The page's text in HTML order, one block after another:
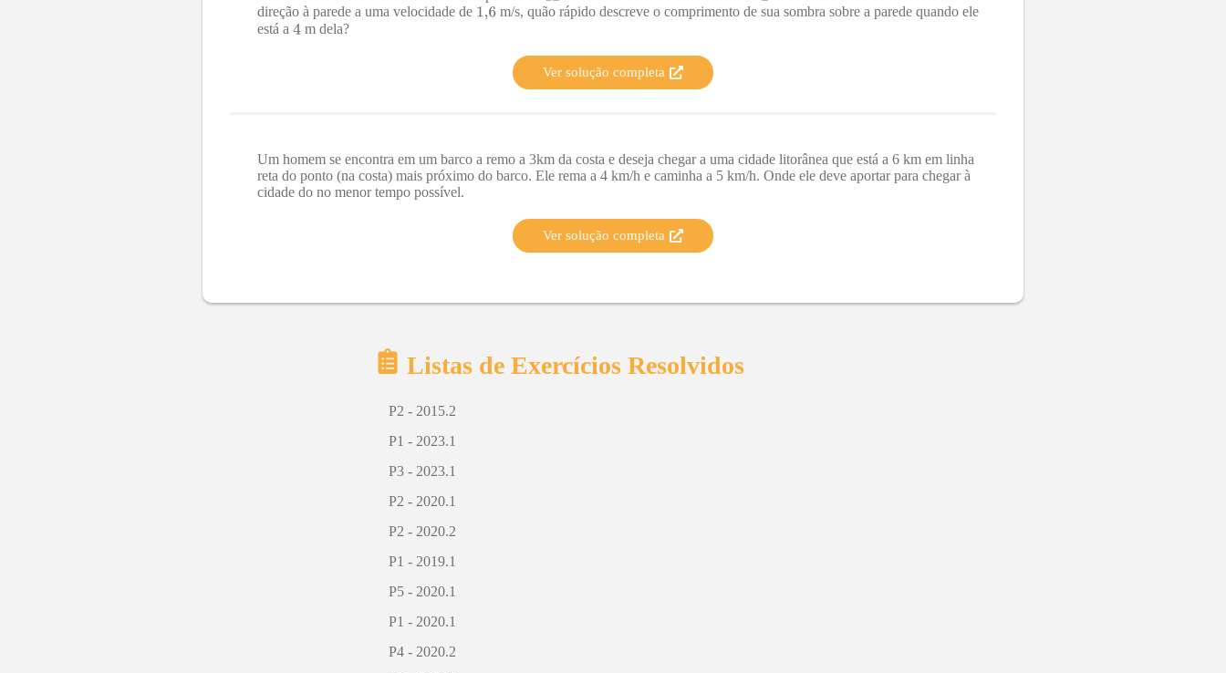
direção à parede a uma velocidade de
m/s, quão rápido descreve o comprimento de sua sombra sobre a parede quando ele
está a
m dela?
Ver solução completa
Um homem se encontra em um barco a remo a 3km da costa e deseja chegar a uma cidade litorânea que está a 6 km em linha
reta do ponto (na costa) mais próximo do barco. Ele rema a 4 km/h e caminha a 5 km/h. Onde ele deve aportar para chegar à
cidade do no menor tempo possível.
Ver solução completa
Listas de Exercícios Resolvidos
P2 - 2015.2
P1 - 2023.1
P3 - 2023.1
P2 - 2020.1
P2 - 2020.2
P1 - 2019.1
P5 - 2020.1
P1 - 2020.1
P4 - 2020.2